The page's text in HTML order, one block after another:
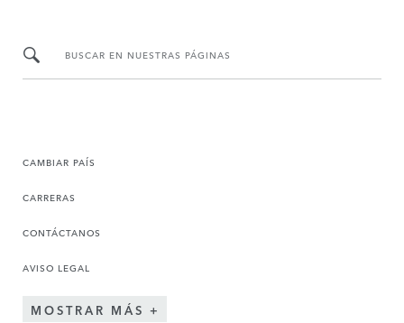
BUSCAR EN NUESTRAS PÁGINAS
CAMBIAR PAÍS
CARRERAS
CONTÁCTANOS
AVISO LEGAL
MOSTRAR MÁS